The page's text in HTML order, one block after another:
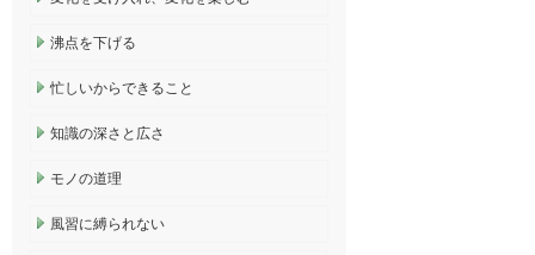
沸点を下げる
忙しいからできること
知識の深さと広さ
モノの道理
風習に縛られない